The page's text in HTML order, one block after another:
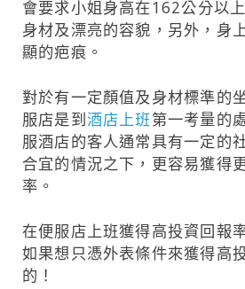
會要求小姐身高在162公分以
身材及漂亮的容貌，另外，身
顯的疤痕。
對於有一定顏值及身材標準的
服店是到酒店上班第一考量的
服酒店的客人通常具有一定的
合宜的情況之下，更容易獲得
率。
在便服店上班獲得高投資回報
如果想只憑外表條件來獲得高
的！